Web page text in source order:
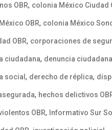
OBR, colonia México Ciudad
OBR, colonia México
OBR, corporaciones de
ciudadana, denuncia ciudadana
social , derecho de réplica,
, hechos delictivos
OBR, Informativo Sur